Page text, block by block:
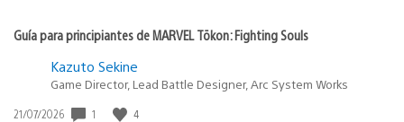
Guía para principiantes de MARVEL Tōkon: Fighting Souls
Kazuto Sekine
Game Director, Lead Battle Designer, Arc System Works
Fecha
21/07/2026 1 4